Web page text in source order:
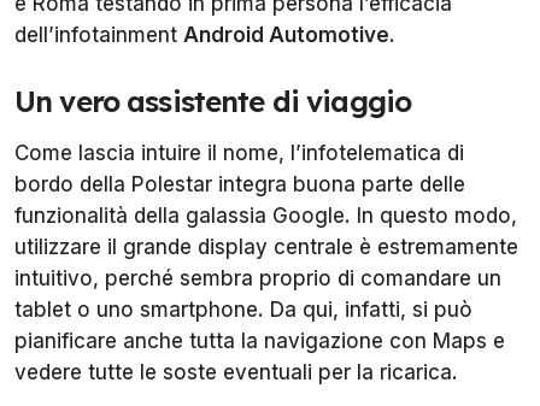
dell’infotainment Android Automotive.
Un vero assistente di viaggio
Come lascia intuire il nome, l’infotelematica di
bordo della Polestar integra buona parte delle
funzionalità della galassia Google. In questo modo,
utilizzare il grande display centrale è estremamente
intuitivo, perché sembra proprio di comandare un
tablet o uno smartphone. Da qui, infatti, si può
pianificare anche tutta la navigazione con Maps e
vedere tutte le soste eventuali per la ricarica.